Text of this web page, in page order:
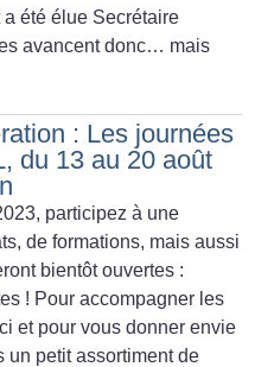
été élue Secrétaire
avancent donc… mais
: Les journées
du 13 au 20 août
participez à une
de formations, mais aussi
bientôt ouvertes :
! Pour accompagner les
et pour vous donner envie
un petit assortiment de